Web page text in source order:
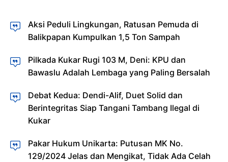
Aksi Peduli Lingkungan, Ratusan Pemuda di
Balikpapan Kumpulkan 1,5 Ton Sampah
Pilkada Kukar Rugi 103 M, Deni: KPU dan
Bawaslu Adalah Lembaga yang Paling Bersalah
Debat Kedua: Dendi-Alif, Duet Solid dan
Berintegritas Siap Tangani Tambang Ilegal di
Kukar
Pakar Hukum Unikarta: Putusan MK No.
129/2024 Jelas dan Mengikat, Tidak Ada Celah